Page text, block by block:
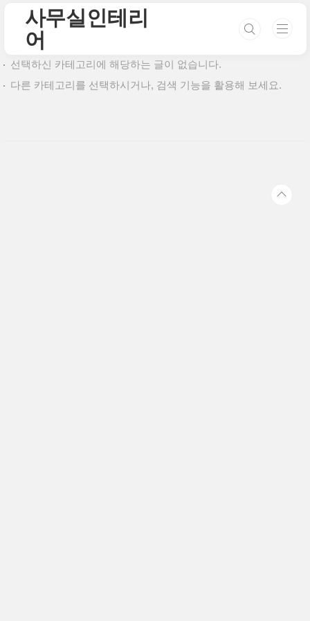
사무실인테리
어
선택하신 카테고리에 해당하는 글이 없습니다.
다른 카테고리를 선택하시거나, 검색 기능을 활용해 보세요.